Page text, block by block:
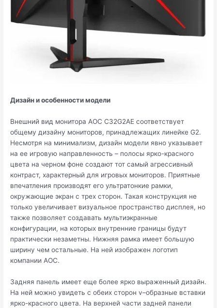
Дизайн и особенности модели
Внешний вид монитора AOC C32G2AE соответствует
общему дизайну мониторов, принадлежащих линейке G2.
Несмотря на минимализм, дизайн модели явно указывает
на ее игровую направленность – полосы ярко-красного
цвета на черном фоне создают тот самый агрессивный
контраст, характерный для игровых мониторов. Приятные
впечатления производят его ультратонкие рамки,
окружающие экран с трех сторон. Такая конструкция не
только увеличивает визуальное пространство дисплея, но
также позволяет создавать мультиэкранные
конфигурации, на которых внутренние границы будут
практически незаметны. Нижняя рамка имеет большую
ширину чем остальные. На ней изображен логотип
компании AOC.
Задняя панель имеет еще более ярко выраженный дизайн.
На ней можно увидеть с обеих сторон v–образные вставки
ярко-красного цвета. На верхней части задней панели